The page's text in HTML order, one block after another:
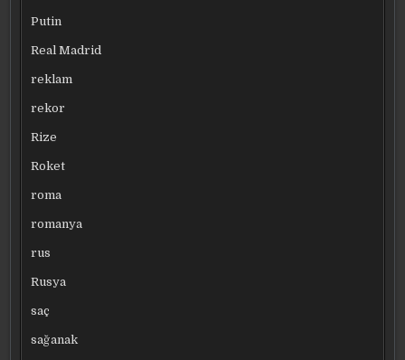
Putin
Real Madrid
reklam
rekor
Rize
Roket
roma
romanya
rus
Rusya
saç
sağanak